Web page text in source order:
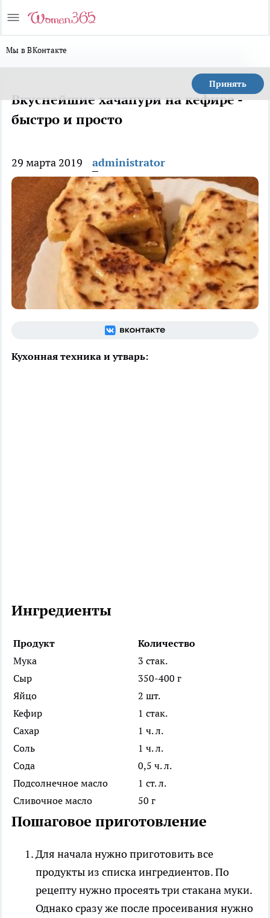
Мы в ВКонтакте
Принять
Вкуснейшие хачапури на кефире -
быстро и просто
29 марта 2019 administrator
Кухонная техника и утварь:
Ингредиенты
Продукт
Количество
Мука
3 стак.
Сыр
350-400 г
Яйцо
2 шт.
Кефир
1 стак.
Сахар
1 ч. л.
Соль
1 ч. л.
Сода
0,5 ч. л.
Подсолнечное масло
1 ст. л.
Сливочное масло
50 г
Пошаговое приготовление
Для начала нужно приготовить все
продукты из списка ингредиентов. По
рецепту нужно просеять три стакана муки.
Однако сразу же после просеивания нужно